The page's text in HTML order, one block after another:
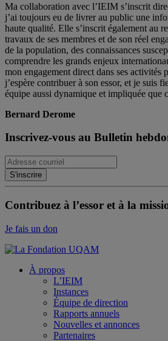
Ma collaboration avec l’IEIM s’inscrit
j’ai toujours eu de livrer au public une
haute qualité. Elle s’inscrit également au
travaux de ses membres et de son réel
de la population, des connaissances
comprendre les grands enjeux
mon engagement direct dans ses activités
j’espère contribuer à son essor, et je suis
équipe aussi dynamique et impliquée que
Bernard Derome
Inscrivez-vous au Bulletin
Contribuez à l’essor et à la
Je fais un don
À propos
L’IEIM
Instances
Équipe de direction
Rapports annuels
Nouvelles et annonces
Partenaires